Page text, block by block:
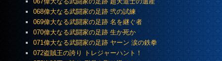
068偉大なる武闘家の足跡 弐の試練
069偉大なる武闘家の足跡 名を継ぐ者
070偉大なる武闘家の足跡 生か死か
071偉大なる武闘家の足跡 ヤーン 涙の鉄拳
072盗賊王の誇り トレジャーハント！